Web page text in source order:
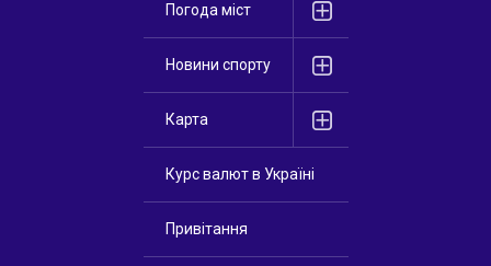
Погода міст
Новини спорту
Карта
Курс валют в Україні
Привітання